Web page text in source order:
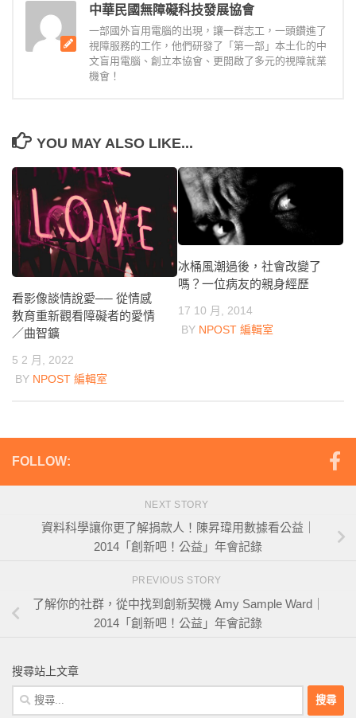
中華民國無障礙科技發展協會
一部國外盲用電腦的出現，讓一群志工，一頭鑽進了
視障服務的工作，他們研發了「第一部」本土化的中
文盲用電腦、創立本協會、更開啟了多元的視障就業
機會！
YOU MAY ALSO LIKE...
看影像談情說愛── 從情感
教育重新觀看障礙者的愛情
／曲智鑛
5 2 月, 2022
BY NPOST 編輯室
冰桶風潮過後，社會改變了
嗎？一位病友的親身經歷
17 10 月, 2014
BY NPOST 編輯室
FOLLOW:
NEXT STORY
資料科學讓你更了解捐款人！陳昇瑋用數據看公益｜
2014「創新吧！公益」年會記錄
PREVIOUS STORY
了解你的社群，從中找到創新契機 Amy Sample Ward｜
2014「創新吧！公益」年會記錄
搜尋站上文章
搜
尋